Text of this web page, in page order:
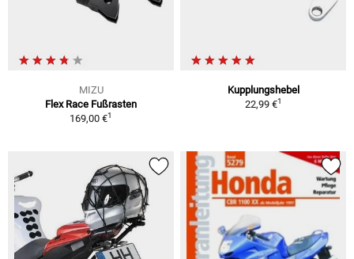
MIZU
Flex Race Fußrasten
169,00 €1
Kupplungshebel
22,99 €1